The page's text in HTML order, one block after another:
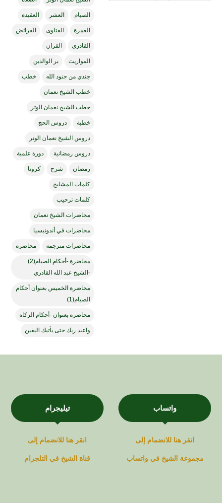
الصيام العشر العقيدة
العمرة الفتاوى الفرائض
القادري القران
المواريث بر الوالدين
جندي من جنود الله خطب
خطب الشيخ نعمان
خطب الشيخ نعمان الوتر
خطبة دروس الحج
دروس الشيخ نعمان الوتر
دروس رمضانية دورة علمية
رمضان شرح كرونا
كلمات المشايخ
كلمات ترحيب
محاضرات الشيخ نعمان
محاضرات في أندونيسيا
محاضرات مترجمة محاضرة
محاضرة -أحكام الصيام(2)
-الشيخ عبد الله القادري
محاضرة الخميس بعنوان أحكام
الصيام(1)
محاضرة بعنوان -أحكام الزكاة
واعبد ربك حتى يأتيك اليقين
واتساب
انقر هنا للانضمام إلى
مجموعة الشيخ فيواتساب
تيليجرام
انقر هنا للانضمام إلى
قناة الشيخ في التلجرام